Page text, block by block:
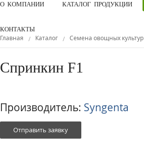
О КОМПАНИИ КАТАЛОГ ПРОДУКЦИИ
КОНТАКТЫ
Главная / Каталог / Семена овощных культур
Спринкин F1
Производитель: Syngenta
Отправить заявку